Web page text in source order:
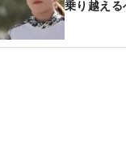
乗り越える